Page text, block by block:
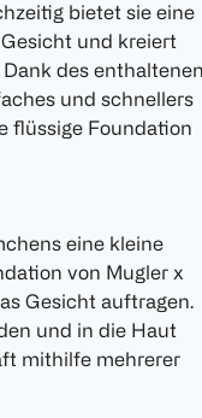
bietet sie eine
und kreiert
des
und schnellers
flüssige Foundation
eine kleine
von Mugler x
Gesicht auftragen.
und in die Haut
mithilfe mehrerer